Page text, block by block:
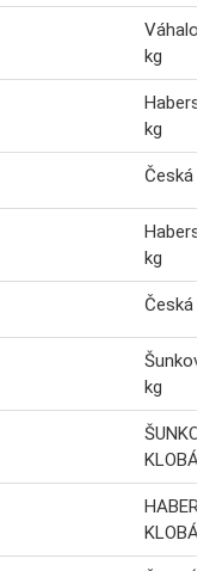
kg
kg
Česká
kg
Česká
kg